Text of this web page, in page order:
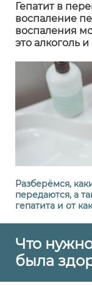
Гепатит в
воспаление
воспаления
это алкоголь
Разберёмся,
передаются, а
гепатита и от
Что
была